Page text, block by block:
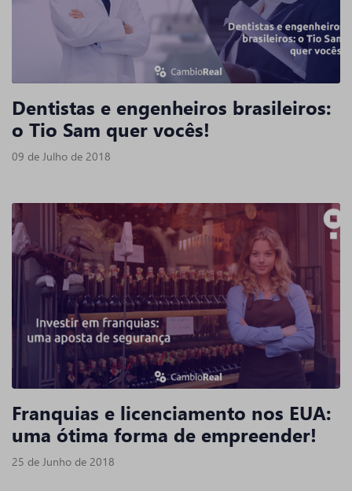
Dentistas e engenheiros brasileiros:
o Tio Sam quer vocês!
09 de Julho de 2018
Franquias e licenciamento nos EUA:
uma ótima forma de empreender!
25 de Junho de 2018